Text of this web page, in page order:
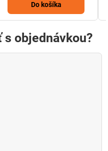
Do košíka
objednávkou?